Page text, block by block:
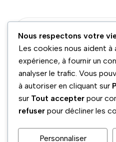
Nous respectons votre
Les cookies nous aident à
expérience, à fournir un
analyser le trafic. Vous
à autoriser en cliquant sur
sur Tout accepter pour
refuser pour décliner les
Personnaliser